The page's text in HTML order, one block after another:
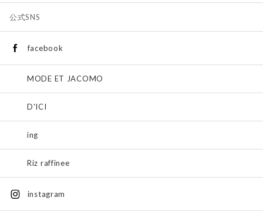
公式SNS
facebook
MODE ET JACOMO
D'ICI
ing
Riz raffinee
instagram